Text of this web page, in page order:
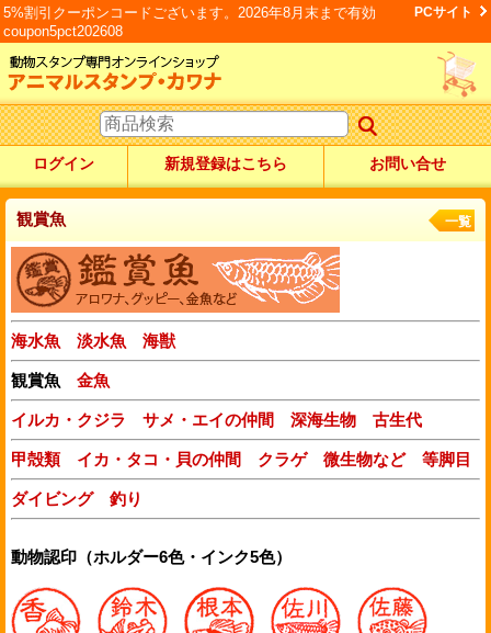
5%割引クーポンコードございます。2026年8月末まで有効
coupon5pct202608
PCサイト
ログイン 新規登録はこちら お問い合せ
観賞魚
海水魚 淡水魚 海獣
観賞魚 金魚
イルカ・クジラ サメ・エイの仲間 深海生物 古生代
甲殻類 イカ・タコ・貝の仲間 クラゲ 微生物など 等脚目
ダイビング 釣り
動物認印（ホルダー6色・インク5色）
一覧